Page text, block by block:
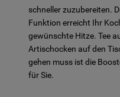
schneller zuzubereiten.
Funktion erreicht Ihr
gewünschte Hitze. Tee
Artischocken auf den
gehen muss ist die
für Sie.